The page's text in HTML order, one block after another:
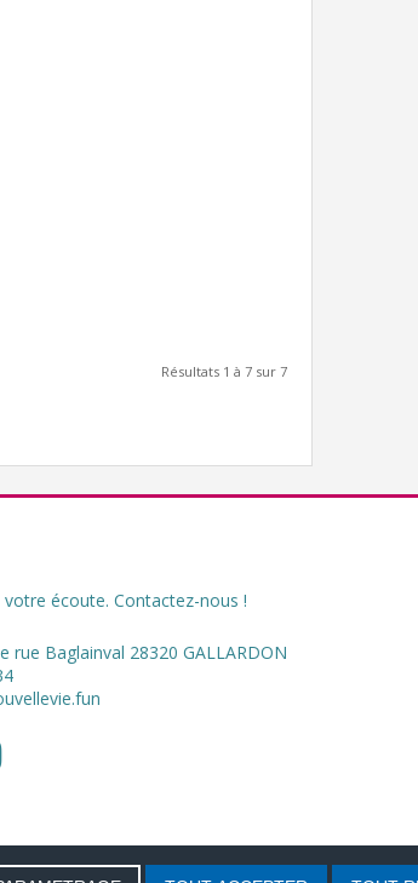
Résultats 1 à 7 sur 7
écoute. Contactez-nous !
rue Baglainval 28320 GALLARDON